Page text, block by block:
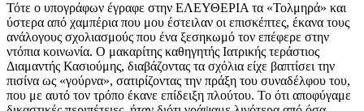
Τότε ο υπογράφων έγραφε στην ΕΛΕΥΘΕΡΙΑ τα «Τολμηρά» και
ύστερα από χαμπέρια που μου έστειλαν οι επισκέπτες, έκανα τους
ανάλογους σχολιασμούς που ένα ξεσηκωμό τον επέφερε στην
ντόπια κοινωνία. Ο μακαρίτης καθηγητής Ιατρικής τεράστιος
Διαμαντής Κασιούμης, διαβάζοντας τα σχόλια είχε βαπτίσει την
πισίνα ως «γούρνα», σατιρίζοντας την πράξη του συναδέλφου του,
που με αυτό τον τρόπο έκανε επίδειξη πλούτου. Το ότι αποφύγαμε